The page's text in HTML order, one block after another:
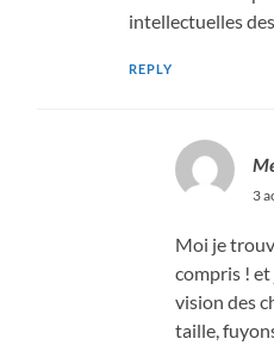
intellectuelles
REPLY
3
Moi je
compris !
vision des
taille,